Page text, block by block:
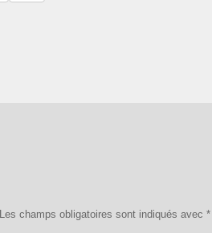
Les champs obligatoires sont indiqués avec *